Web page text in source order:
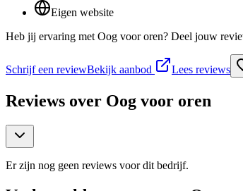
Eigen website
Heb jij ervaring met Oog voor oren? Deel jouw
Schrijf een reviewBekijk aanbod Lees reviews
Reviews over Oog voor oren
Er zijn nog geen reviews voor dit bedrijf.